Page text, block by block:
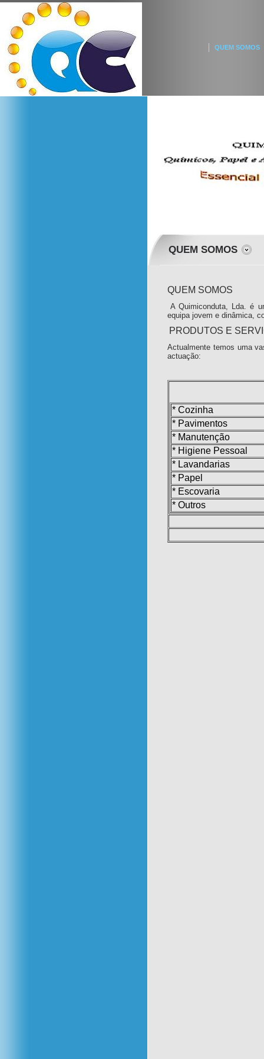
QUEM SOMOS
QUEM SOMOS
QUEM SOMOS
A Quimiconduta, Lda. é
equipa jovem e dinâmica,
PRODUTOS E
Actualmente temos uma
actuação:
* Cozinha
* Pavimentos
* Manutenção
* Higiene Pessoal
* Lavandarias
* Papel
* Escovaria
* Outros